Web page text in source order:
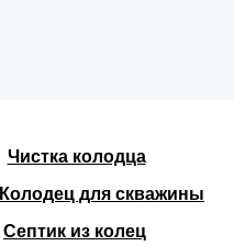
Чистка колодца
Колодец для скважины
Септик из колец